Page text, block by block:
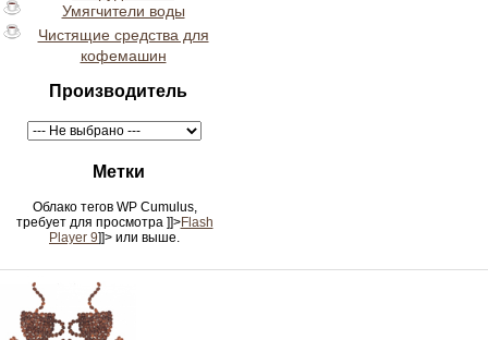
Умягчители воды
Чистящие средства для
кофемашин
Производитель
Метки
Облако тегов WP Cumulus,
требует для просмотра ]]>Flash
Player 9]]> или выше.